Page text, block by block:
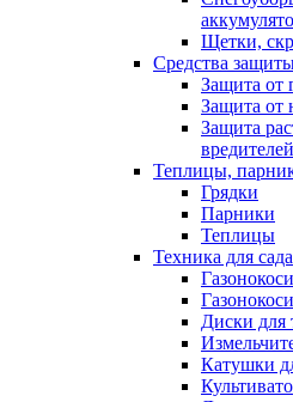
Щетки,
Средства
Защита от
Защита от
Защита
вредителей
Теплицы,
Грядки
Парники
Теплицы
Техника для сада
Диски для
Катушки